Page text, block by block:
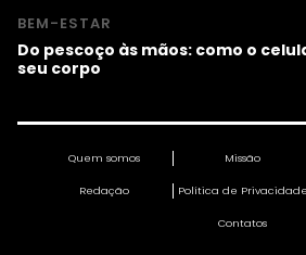
BEM-ESTAR
Do pescoço às mãos: como o
seu corpo
Quem somos Missão
Redação Política de Privacidade
Contatos